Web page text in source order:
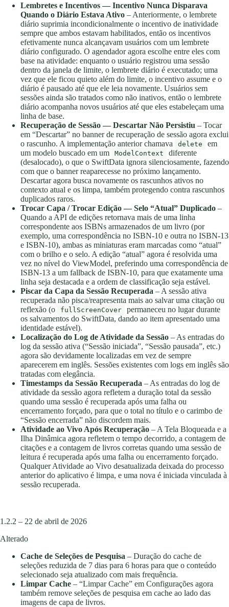
Lembretes e Incentivos — Incentivo Nunca Disparava
Quando o Diário Estava Ativo – Anteriormente, o lembrete
diário suprimia incondicionalmente o incentivo de inatividade
sempre que ambos estavam habilitados, então os incentivos
efetivamente nunca alcançavam usuários com um lembrete
diário configurado. O agendador agora escolhe entre eles com
base na atividade: enquanto o usuário registrou uma sessão
dentro da janela de limite, o lembrete diário é executado; uma
vez que ele ficou quieto além do limite, o incentivo assume e o
diário é pausado até que ele leia novamente. Usuários sem
sessões ainda são tratados como não inativos, então o lembrete
diário acompanha novos usuários até que eles estabeleçam uma
linha de base.
Recuperação de Sessão — Descartar Não Persistiu – Tocar
em “Descartar” no banner de recuperação de sessão agora exclui
o rascunho. A implementação anterior chamava
delete
em
um modelo buscado em um
ModelContext
diferente
(desalocado), o que o SwiftData ignora silenciosamente, fazendo
com que o banner reaparecesse no próximo lançamento.
Descartar agora busca novamente os rascunhos ativos no
contexto atual e os limpa, também protegendo contra rascunhos
duplicados raros.
Trocar Capa / Trocar Edição — Selo “Atual” Duplicado –
Quando a API de edições retornava mais de uma linha
correspondente aos ISBNs armazenados de um livro (por
exemplo, uma correspondência no ISBN-10 e outra no ISBN-13
e ISBN-10), ambas as miniaturas eram marcadas como “atual”
com o brilho e o selo. A edição “atual” agora é resolvida uma
vez no nível do ViewModel, preferindo uma correspondência de
ISBN-13 a um fallback de ISBN-10, para que exatamente uma
linha seja destacada e a ordem de classificação seja estável.
Piscar da Capa da Sessão Recuperada – A sessão ativa
recuperada não pisca/reapresenta mais ao salvar uma citação ou
reflexão (o
fullScreenCover
permaneceu no lugar durante
os salvamentos do SwiftData, dando ao item apresentado uma
identidade estável).
Localização do Log de Atividade da Sessão – As entradas do
log da sessão ativa (“Sessão iniciada”, “Sessão pausada”, etc.)
agora são devidamente localizadas em vez de sempre
aparecerem em inglês. Sessões existentes com logs em inglês são
tratadas com elegância.
Timestamps da Sessão Recuperada – As entradas do log de
atividade da sessão agora refletem a duração total da sessão
quando uma sessão é recuperada após uma falha ou
encerramento forçado, para que o total no título e o carimbo de
“Sessão encerrada” não discordem mais.
Atividade ao Vivo Após Recuperação – A Tela Bloqueada e a
Ilha Dinâmica agora refletem o tempo decorrido, a contagem de
citações e a contagem de livros corretas quando uma sessão de
leitura é recuperada após uma falha ou encerramento forçado.
Qualquer Atividade ao Vivo desatualizada deixada do processo
anterior do aplicativo é limpa, e uma nova é iniciada vinculada à
sessão recuperada.
1.2.2 – 22 de abril de 2026
Alterado
Cache de Seleções de Pesquisa – Duração do cache de
seleções reduzida de 7 dias para 6 horas para que o conteúdo
selecionado seja atualizado com mais frequência.
Limpar Cache – “Limpar Cache” em Configurações agora
também remove seleções de pesquisa em cache ao lado das
imagens de capa de livros.